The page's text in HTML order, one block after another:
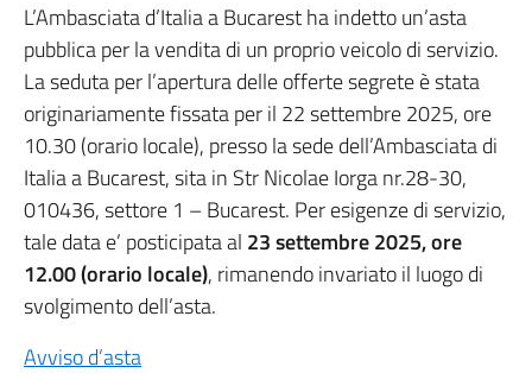
L’Ambasciata d’Italia a Bucarest ha indetto un’asta
pubblica per la vendita di un proprio veicolo di servizio.
La seduta per l’apertura delle offerte segrete è stata
originariamente fissata per il 22 settembre 2025, ore
10.30 (orario locale), presso la sede dell’Ambasciata di
Italia a Bucarest, sita in Str Nicolae Iorga nr.28-30,
010436, settore 1 – Bucarest. Per esigenze di servizio,
tale data e’ posticipata al 23 settembre 2025, ore
12.00 (orario locale), rimanendo invariato il luogo di
svolgimento dell’asta.
Avviso d’asta